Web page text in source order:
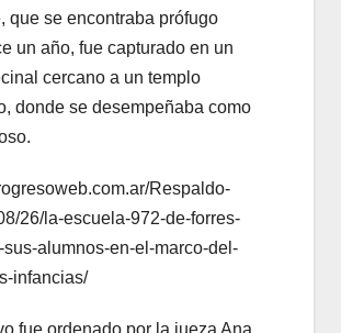
que se encontraba prófugo
un año, fue capturado en un
cercano a un templo
donde se desempeñaba como
Respaldo-
26/la-escuela-972-de-forres-
alumnos-en-el-marco-del-
infancias/
fue ordenado por la jueza Ana